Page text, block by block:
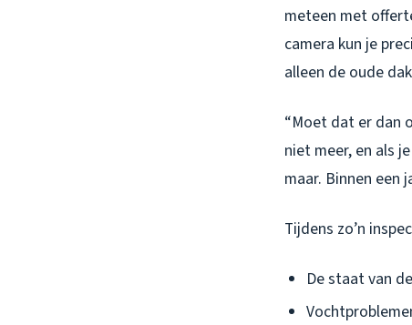
meteen met
camera kun je
alleen de oude
“Moet dat er dan
niet meer, en als
maar. Binnen een
Tijdens zo’n
De staat van